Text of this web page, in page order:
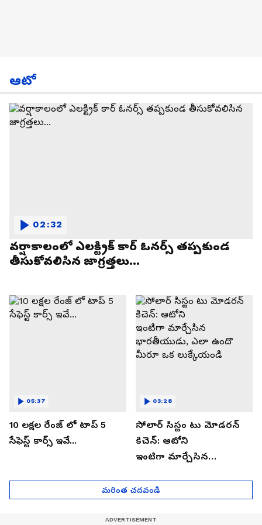
ఆటో
వర్షాకాలంలో ఎలక్ట్రిక్ కార్ ఓనర్స్ తప్పకుండ
తీసుకోవలిసిన జాగ్రత్తలు...
02:32
10 లక్షల రేంజ్ లో టాప్ 5
సేఫెస్ట్ కార్స్ ఇవే...
05:37
సోలార్ సిస్టం టు మోడరన్
కిచెన్: ఆటోని
ఇంటిగా మార్చేసిన
మీరూ ఒక లుక్కేయండి
03:28
మరింత చదవండి